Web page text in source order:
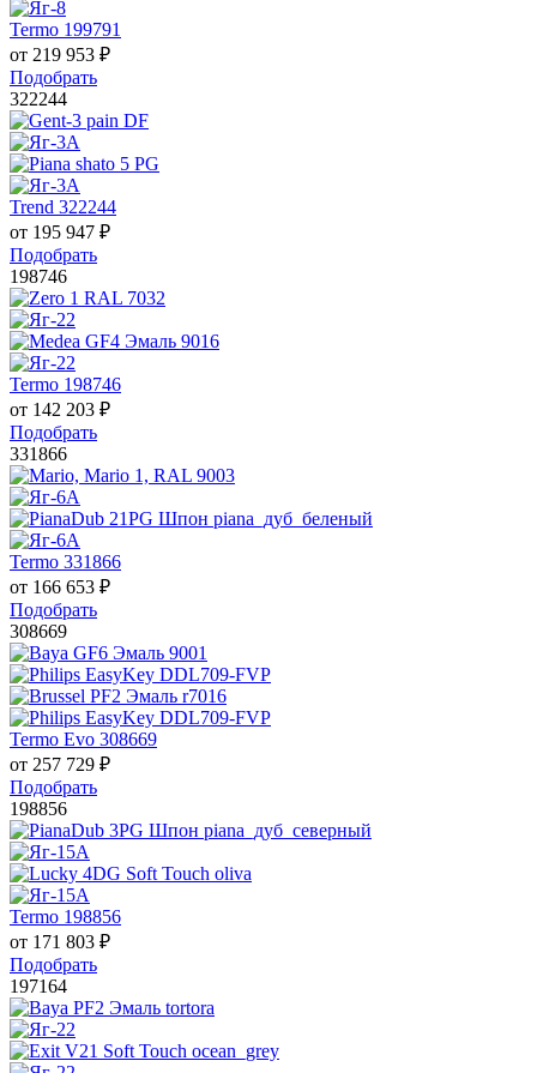
Termo 199791
от 219 953 ₽
Подобрать
322244
Trend 322244
от 195 947 ₽
Подобрать
198746
Termo 198746
от 142 203 ₽
Подобрать
331866
Termo 331866
от 166 653 ₽
Подобрать
308669
Termo Evo 308669
от 257 729 ₽
Подобрать
198856
Termo 198856
от 171 803 ₽
Подобрать
197164